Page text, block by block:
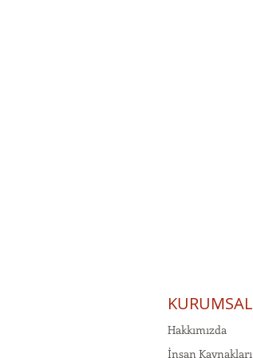
KURUMSAL
Hakkımızda
İnsan Kaynakları